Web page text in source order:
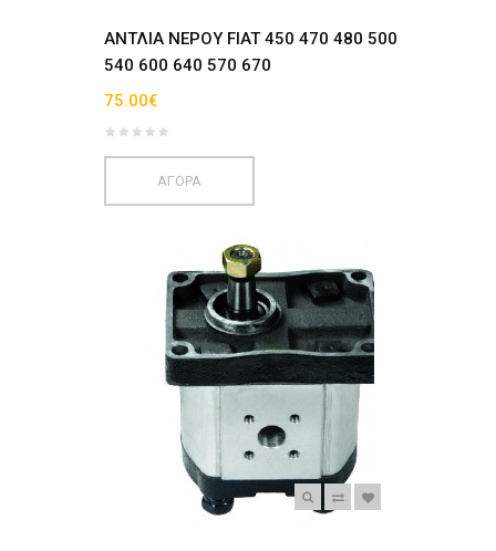
ANTΛΙΑ ΝΕΡΟΥ FIAT 450 470 480 500
540 600 640 570 670
75.00€
ΑΓΟΡΑ